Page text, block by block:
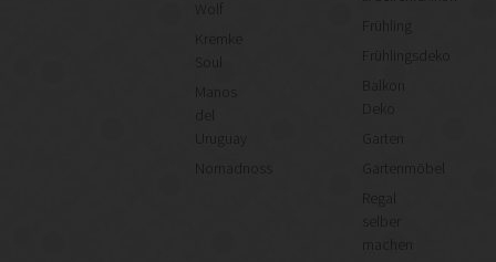
Wolf
Kremke
Manos
Uruguay
Nomadnoss
Frühling
Frühlingsdeko
Deko
Garten
Gartenmöbel
Regal